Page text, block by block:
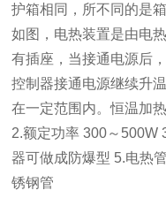
护箱相同，所不同的是
如图，电热装置是由电
有插座，当接通电源后
控制器接通电源继续升
在一定范围内。恒温加
2.额定功率 300～500W
器可做成防爆型 5.电热
锈钢管